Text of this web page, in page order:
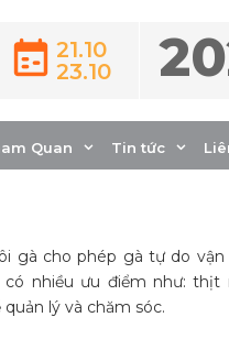
21.10
23.10
Quan Tin tức
gà thả
gà cho phép gà tự do
nhiều ưu điểm như: thịt
lý và chăm sóc.